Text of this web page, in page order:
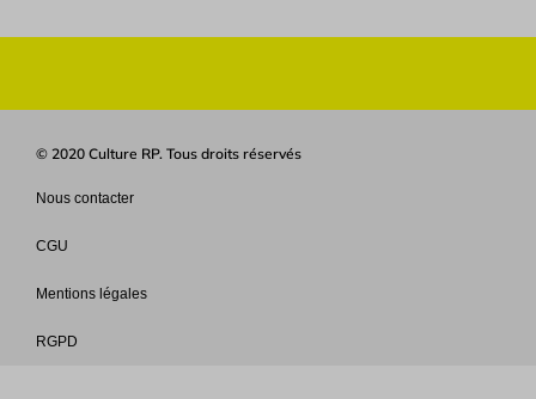
© 2020 Culture RP. Tous droits réservés
Nous contacter
CGU
Mentions légales
RGPD